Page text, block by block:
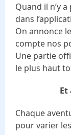
Quand il n’y
dans
On annonce
compte nos
Une partie
le plus haut
Et
Chaque
pour varier